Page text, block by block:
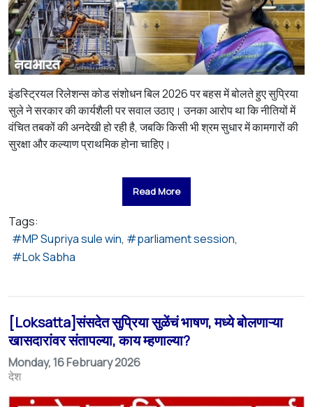
इंडस्ट्रियल रिलेशन्स कोड संशोधन बिल 2026 पर बहस में बोलते हुए सुप्रिया
सुले ने सरकार की कार्यशैली पर सवाल उठाए। उनका आरोप था कि नीतियों में
वंचित तबकों की अनदेखी हो रही है, जबकि किसी भी श्रम सुधार में कामगारों की
सुरक्षा और कल्याण प्राथमिक होना चाहिए।
Read More
Tags:
MP Supriya sule win
parliament session
Lok Sabha
[Loksatta]संसदेत सुप्रिया सुळेंचं भाषण, मध्ये बोलणाऱ्या
खासदारांवर संतापल्या, काय म्हणाल्या?
Monday, 16 February 2026
देश